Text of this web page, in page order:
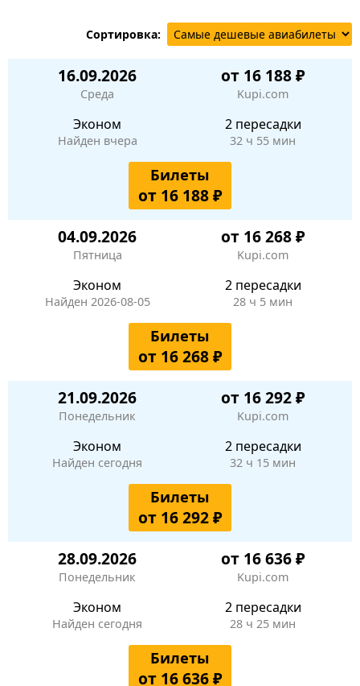
Сортировка:
16.09.2026
Среда
от 16 188 ₽
Kupi.com
Эконом
Найден вчера
2 пересадки
32 ч 55 мин
Билеты
от 16 188 ₽
04.09.2026
Пятница
от 16 268 ₽
Kupi.com
Эконом
Найден 2026-08-05
2 пересадки
28 ч 5 мин
Билеты
от 16 268 ₽
21.09.2026
Понедельник
от 16 292 ₽
Kupi.com
Эконом
Найден сегодня
2 пересадки
32 ч 15 мин
Билеты
от 16 292 ₽
28.09.2026
Понедельник
от 16 636 ₽
Kupi.com
Эконом
Найден сегодня
2 пересадки
28 ч 25 мин
Билеты
от 16 636 ₽